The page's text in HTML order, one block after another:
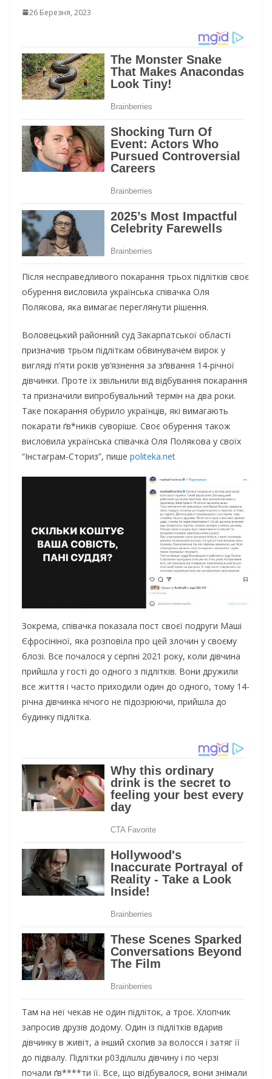
26 Березня, 2023
Після несправедливого покарання трьох підлітків своє
обурення висловила українська співачка Оля
Полякова, яка вимагає переглянути рішення.
Воловецький районний суд Закарпатської області
призначив трьом підліткам обвинувачем вирок у
вигляді п’яти років ув’язнення за зґввання 14-річної
дівчинки. Проте їх звільнили від відбування покарання
та призначили випробувальний термін на два роки.
Таке покарання обурило українців, які вимагають
покарати ґв*ників суворіше. Своє обурення також
висловила українська співачка Оля Полякова у своїх
“Інстаграм-Сториз”, пише politeka.net
Зокрема, співачка показала пост своєї подруги Маші
Єфросініної, яка розповіла про цей злочин у своєму
блозі. Все почалося у серпні 2021 року, коли дівчина
прийшла у гості до одного з підлітків. Вони дружили
все життя і часто приходили один до одного, тому 14-
річна дівчинка нічого не підозрюючи, прийшла до
будинку підлітка.
Там на неї чекав не один підліток, а троє. Хлопчик
запросив друзів додому. Один із підлітків вдарив
дівчинку в живіт, а інший схопив за волосся і затяг її
до підвалу. Підлітки p03дiлuлu дівчину і по черзі
почали ґв****ти її. Все, що відбувалося, вони знімали